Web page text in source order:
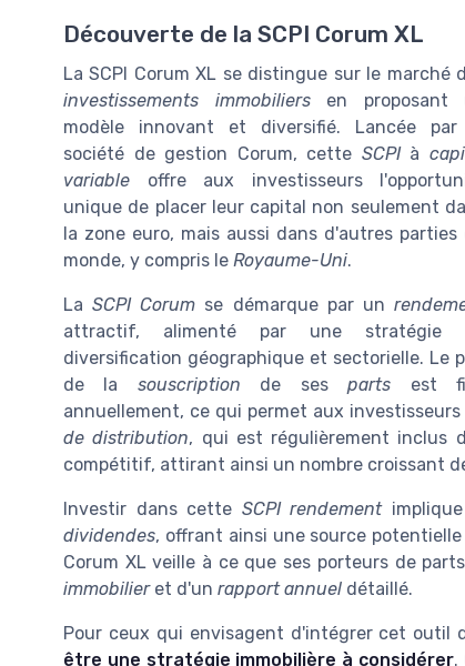
Découverte de la SCPI Corum XL
La SCPI Corum XL se distingue sur le marché
investissements immobiliersen proposant
modèle innovant et diversifié. Lancée
société de gestion Corum, cette SCPIà
variable offre aux investisseurs
unique de placer leur capital non seulement
la zone euro, mais aussi dans d'autres parties
monde, y compris le Royaume-Uni.
LaSCPI Corum se démarque par un
attractif, alimenté par une stratégie
diversification géographique et sectorielle. Le
de la souscription de sesparts est
annuellement, ce qui permet aux
de distribution, qui est régulièrement inclus
compétitif, attirant ainsi un nombre croissant
Investir dans cette SCPI rendementimplique
dividendes, offrant ainsi une source
Corum XL veille à ce que ses porteurs de
immobilieret d'un rapport annuel détaillé.
Pour ceux qui envisagent d'intégrer cet outil
être une stratégie immobilière à considérer.